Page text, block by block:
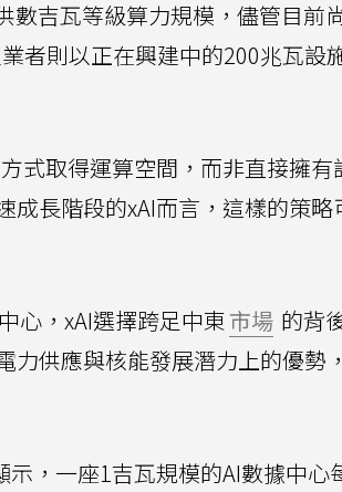
數吉瓦等級算力規模，儘管目前
者則以正在興建中的200兆瓦設
式取得運算空間，而非直接擁有
成長階段的xAI而言，這樣的策略
心，xAI選擇跨足中東市場 的背
力供應與核能發展潛力上的優勢
，一座1吉瓦規模的AI數據中心